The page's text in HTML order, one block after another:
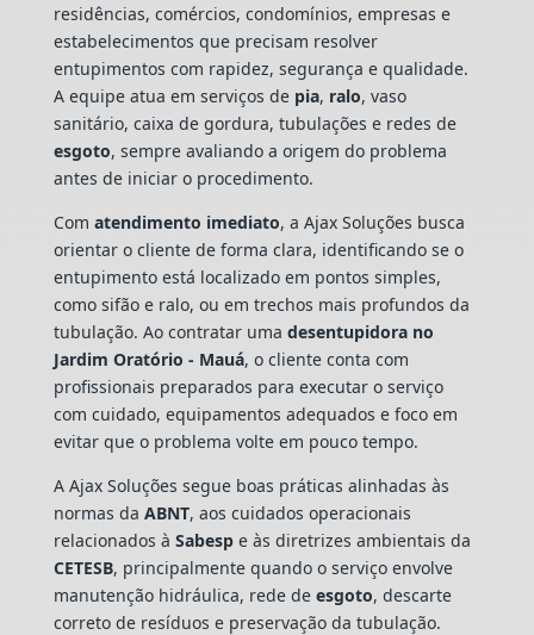
residências, comércios, condomínios, empresas e
estabelecimentos que precisam resolver
entupimentos com rapidez, segurança e qualidade.
A equipe atua em serviços de pia, ralo, vaso
sanitário, caixa de gordura, tubulações e redes de
esgoto, sempre avaliando a origem do problema
antes de iniciar o procedimento.
Com atendimento imediato, a Ajax Soluções busca
orientar o cliente de forma clara, identificando se o
entupimento está localizado em pontos simples,
como sifão e ralo, ou em trechos mais profundos da
tubulação. Ao contratar uma desentupidora no
Jardim Oratório - Mauá, o cliente conta com
profissionais preparados para executar o serviço
com cuidado, equipamentos adequados e foco em
evitar que o problema volte em pouco tempo.
A Ajax Soluções segue boas práticas alinhadas às
normas da ABNT, aos cuidados operacionais
relacionados à Sabespe às diretrizes ambientais da
CETESB, principalmente quando o serviço envolve
manutenção hidráulica, rede de esgoto, descarte
correto de resíduos e preservação da tubulação.